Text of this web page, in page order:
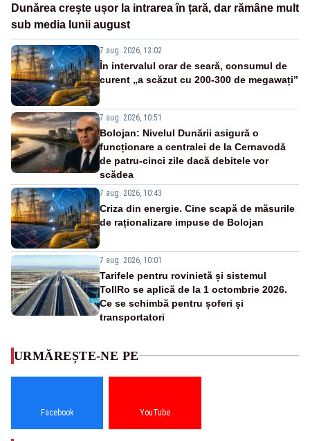
Dunărea crește ușor la intrarea în țară, dar rămâne mult
sub media lunii august
7 aug. 2026, 13:02
În intervalul orar de seară, consumul de
curent „a scăzut cu 200-300 de megawați”
7 aug. 2026, 10:51
Bolojan: Nivelul Dunării asigură o
funcționare a centralei de la Cernavodă
de patru-cinci zile dacă debitele vor
scădea
7 aug. 2026, 10:43
Criza din energie. Cine scapă de măsurile
de raționalizare impuse de Bolojan
7 aug. 2026, 10:01
Tarifele pentru rovinietă și sistemul
TollRo se aplică de la 1 octombrie 2026.
Ce se schimbă pentru șoferi și
transportatori
URMĂREȘTE-NE PE
Facebook YouTube